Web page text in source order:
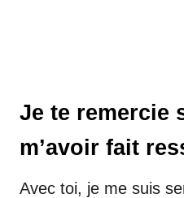
Je te remercie
m’avoir fait
Avec toi, je me suis